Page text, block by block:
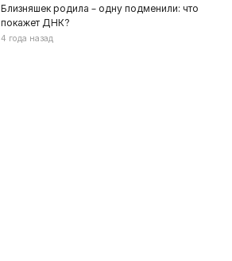
Близняшек родила – одну подменили: что
покажет ДНК?
4 года назад